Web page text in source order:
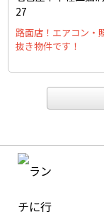
27
路面店！エアコン・
抜き物件です！